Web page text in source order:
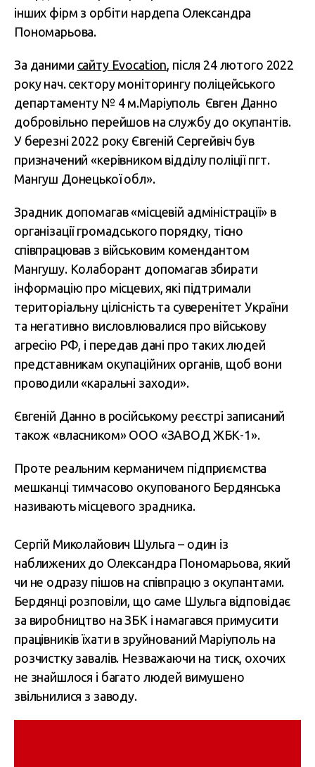
інших фірм з орбіти нардепа Олександра
Пономарьова.
За даними сайту Evocation, після 24 лютого 2022
року нач. сектору моніторингу поліцейського
департаменту № 4 м.Маріуполь Євген Данно
добровільно перейшов на службу до окупантів.
У березні 2022 року Євгеній Сергейвіч був
призначений «керівником відділу поліції пгт.
Мангуш Донецької обл».
Зрадник допомагав «місцевій адміністрації» в
організації громадського порядку, тісно
співпрацював з військовим комендантом
Мангушу. Колаборант допомагав збирати
інформацію про місцевих, які підтримали
територіальну цілісність та суверенітет України
та негативно висловлювалися про військову
агресію РФ, і передав дані про таких людей
представникам окупаційних органів, щоб вони
проводили «каральні заходи».
Євгеній Данно в російському реєстрі записаний
також «власником» ООО «ЗАВОД ЖБК-1».
Проте реальним керманичем підприємства
мешканці тимчасово окупованого Бердянська
називають місцевого зрадника.
Сергій Миколайович Шульга – один із
наближених до Олександра Пономарьова, який
чи не одразу пішов на співпрацю з окупантами.
Бердянці розповіли, що саме Шульга відповідає
за виробництво на ЗБК і намагався примусити
працівників їхати в зруйнований Маріуполь на
розчистку завалів. Незважаючи на тиск, охочих
не знайшлося і багато людей вимушено
звільнилися з заводу.